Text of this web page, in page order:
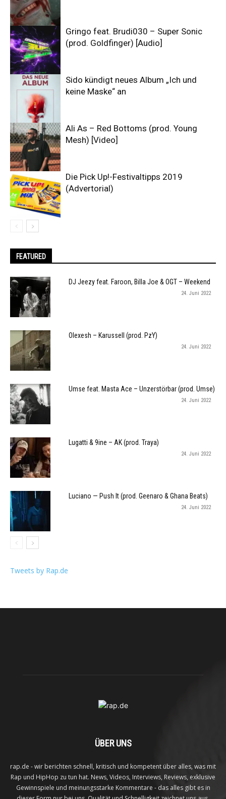
Gringo feat. Brudi030 – Super Sonic
(prod. Goldfinger) [Audio]
Sido kündigt neues Album „Ich und
keine Maske“ an
Ali As – Red Bottoms (prod. Young
Mesh) [Video]
Die Pick Up!-Festivaltipps 2019
(Advertorial)
FEATURED
DJ Jeezy feat. Faroon, Billa Joe & OGT – Weekend
24. Juni 2022
Olexesh – Karussell (prod. PzY)
24. Juni 2022
Umse feat. Masta Ace – Unzerstörbar (prod. Umse)
24. Juni 2022
Lugatti & 9ine – AK (prod. Traya)
24. Juni 2022
Luciano — Push It (prod. Geenaro & Ghana Beats)
24. Juni 2022
Tweets by Rap.de
ÜBER UNS
rap.de - wir berichten schnell, kritisch und kompetent über alles, was mit
Rap und HipHop zu tun hat. News, Videos, Interviews, Reviews, exklusive
Gewinnspiele und meinungsstarke Kommentare - das alles gibt es in